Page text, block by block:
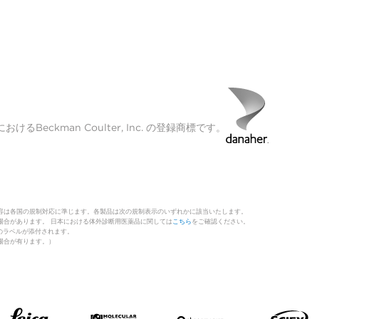
けるBeckman Coulter, Inc. の登録商標です。
各国の規制対応に準じます。各製品は次の規制表示のいずれかに該当いたします。
があります。 日本における体外診断用医薬品に関しては こちらをご確認ください。
ルが添付されます。
が有ります。）